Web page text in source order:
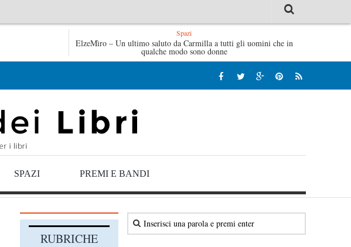
Tutte le mattine di Sybil – Virginia Evans L’idraulico non verrà –
Spazi
ElzeMìro – Un ultimo saluto da Carmilla a tutti gli uomini che in
qualche modo sono donne
SPAZI PREMI E BANDI
RUBRICHE